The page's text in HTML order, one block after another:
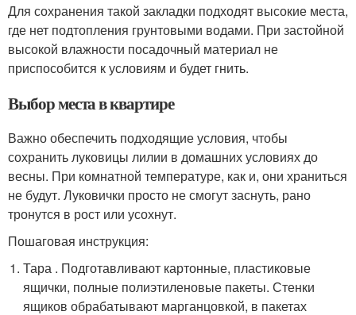
Для сохранения такой закладки подходят высокие места,
где нет подтопления грунтовыми водами. При застойной
высокой влажности посадочный материал не
приспособится к условиям и будет гнить.
Выбор места в квартире
Важно обеспечить подходящие условия, чтобы
сохранить луковицы лилии в домашних условиях до
весны. При комнатной температуре, как и, они храниться
не будут. Луковички просто не смогут заснуть, рано
тронутся в рост или усохнут.
Пошаговая инструкция:
Тара . Подготавливают картонные, пластиковые
ящички, полные полиэтиленовые пакеты. Стенки
ящиков обрабатывают марганцовкой, в пакетах